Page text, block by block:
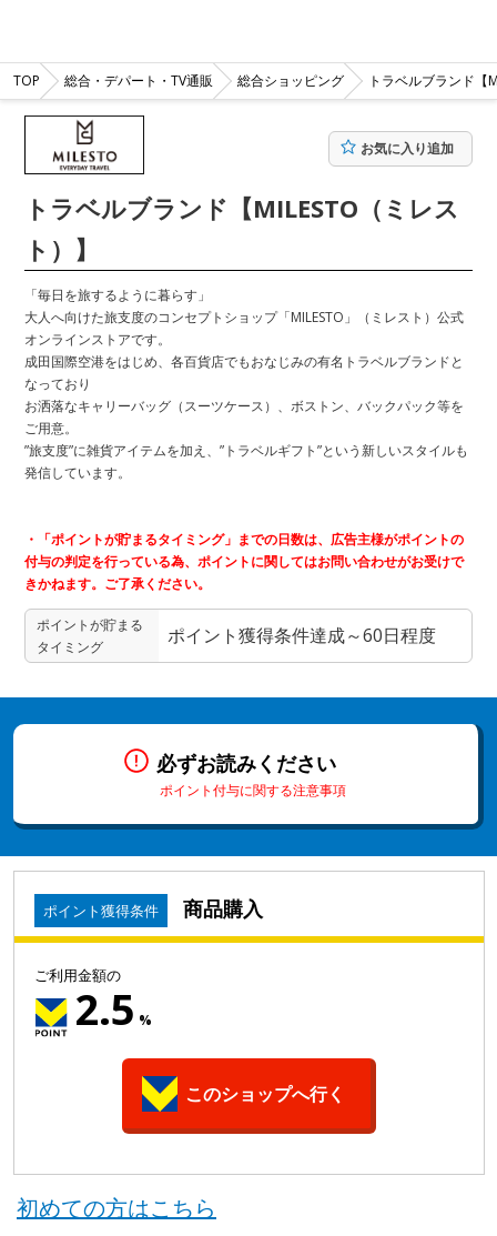
TOP 総合・デパート・TV通販 総合ショッピング トラベルブランド【
お気に入り追加
トラベルブランド【MILESTO（ミレス
ト）】
「毎日を旅するように暮らす」
大人へ向けた旅支度のコンセプトショップ「MILESTO」（ミレスト）公式
オンラインストアです。
成田国際空港をはじめ、各百貨店でもおなじみの有名トラベルブランドと
なっており
お洒落なキャリーバッグ（スーツケース）、ボストン、バックパック等を
ご用意。
”旅支度”に雑貨アイテムを加え、”トラベルギフト”という新しいスタイルも
発信しています。
・「ポイントが貯まるタイミング」までの日数は、広告主様がポイントの
付与の判定を行っている為、ポイントに関してはお問い合わせがお受けで
きかねます。ご了承ください。
ポイントが貯まる
タイミング
ポイント獲得条件達成～60日程度
必ずお読みください
ポイント付与に関する注意事項
ポイント獲得条件 商品購入
ご利用金額の
2.5 %
このショップへ行く
初めての方はこちら